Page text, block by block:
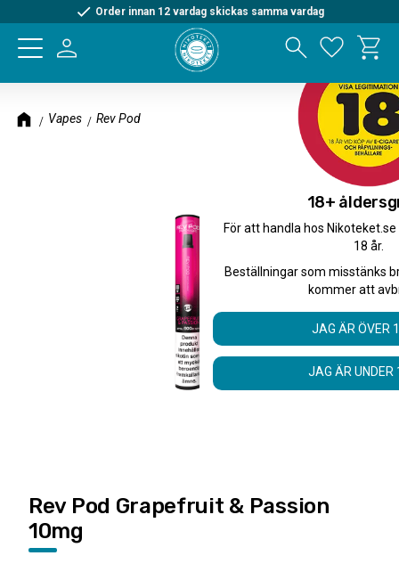
Meny
Order innan 12 vardag skickas samma vardag
Vapes Rev Pod
Rev Pod Grapefruit & Passion
10mg
18+
För att handla hos
18 år.
Beställningar som misstänks
kommer att
JAG ÄR ÖVER
JAG ÄR UNDER